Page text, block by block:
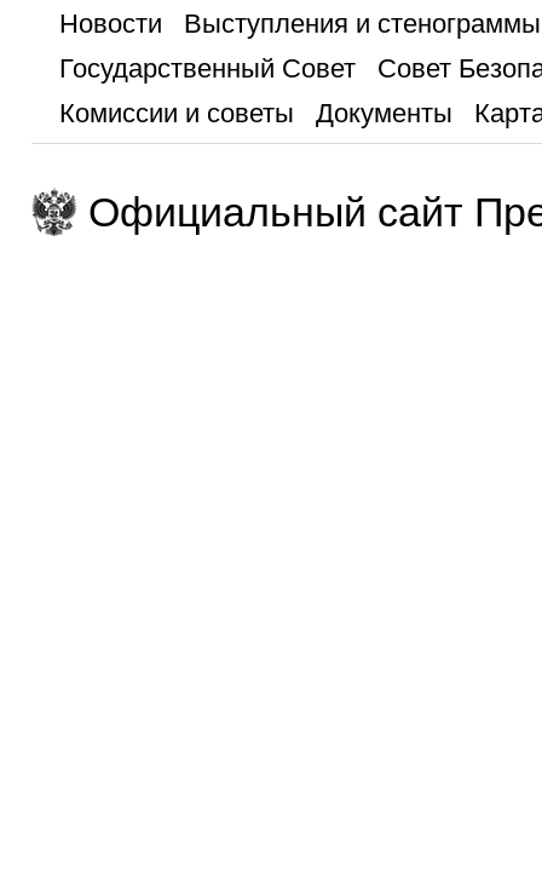
Новости
Выступления и стенограммы
Государственный Совет
Совет
Комиссии и советы
Документы
Официальный сайт